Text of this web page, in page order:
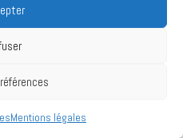
Mentions légales
Noire Sud